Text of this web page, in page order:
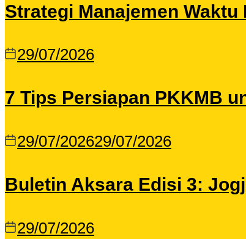
Strategi Manajemen
29/07/2026
7 Tips Persiapan PKKMB
29/07/202629/07/2026
Buletin Aksara Edisi 3:
29/07/2026